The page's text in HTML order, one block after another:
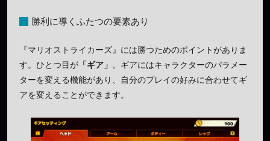
勝利に導くふたつの要素あり
『マリオストライカーズ』には勝つためのポイントがありま
す。ひとつ目が 「ギア」 。ギアにはキャラクターのパラメー
ターを変える機能があり、自分のプレイの好みに合わせてギ
アを変えることができます。